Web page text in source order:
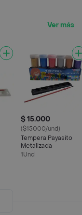
Ver más
$ 15.000
($15000/und)
Tempera Payasito
Metalizada
1Und